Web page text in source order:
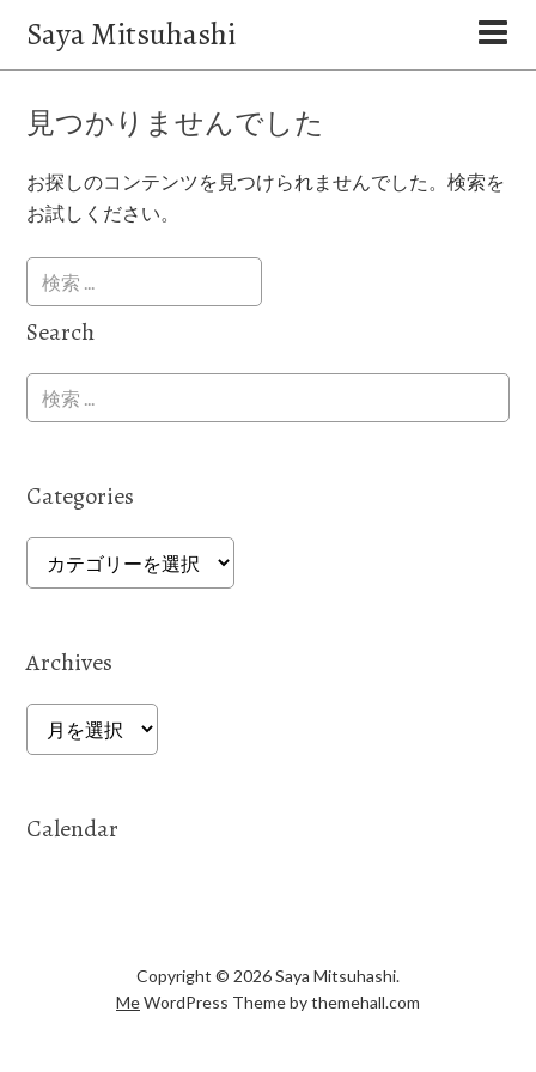
Saya Mitsuhashi
見つかりませんでした
お探しのコンテンツを見つけられませんでした。検索を
お試しください。
Search
Categories
Categories
Archives
Archives
Calendar
Copyright © 2026 Saya Mitsuhashi.
MeWordPress Theme by themehall.com